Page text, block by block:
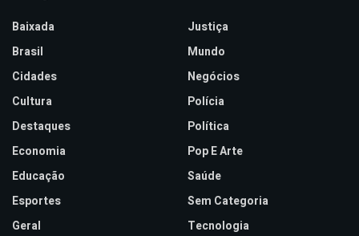
Baixada
Brasil
Cidades
Cultura
Destaques
Economia
Educação
Esportes
Geral
Justiça
Mundo
Negócios
Polícia
Política
Pop E Arte
Saúde
Sem Categoria
Tecnologia